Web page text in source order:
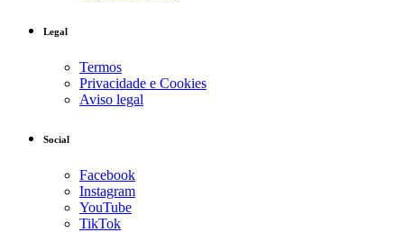
Legal
Termos
Privacidade e Cookies
Aviso legal
Social
Facebook
Instagram
YouTube
TikTok